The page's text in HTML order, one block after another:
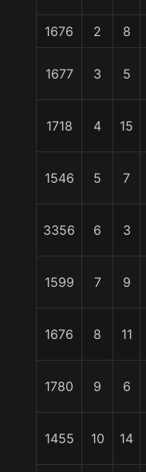
1676 2 8
1677 3 5
1718 4 15
1546 5 7
3356 6 3
1599 7 9
1676 8 11
1780 9 6
1455 10 14